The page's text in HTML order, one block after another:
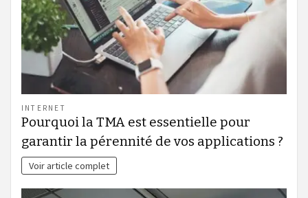
INTERNET
Pourquoi la TMA est essentielle pour
garantir la pérennité de vos applications ?
Voir article complet